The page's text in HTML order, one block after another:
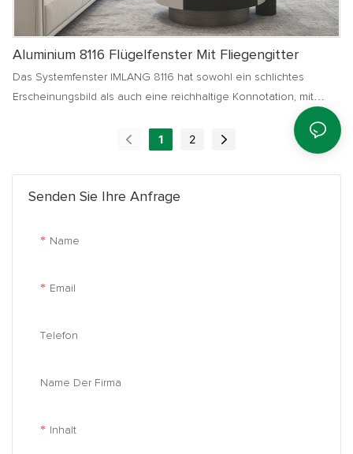
Senden Sie Ihre Anfrage
Name
Email
Telefon
Name Der Firma
Inhalt
Aluminium 8116 Flügelfenster Mit Fliegengitter
Das Systemfenster IMLANG 8116 hat sowohl ein schlichtes
Erscheinungsbild als auch eine reichhaltige Konnotation, mit
einem flachen Innen- und Außenbereich, einfach und schön. Die
Stärke des Aluminiumprofils beträgt 2,0, was die
hervorragende Schall- und Wärmedämmwirkungen aufweist. Die
Verwendung von CMECH-Hardware ist exquisit, zuverlässig und
1 2